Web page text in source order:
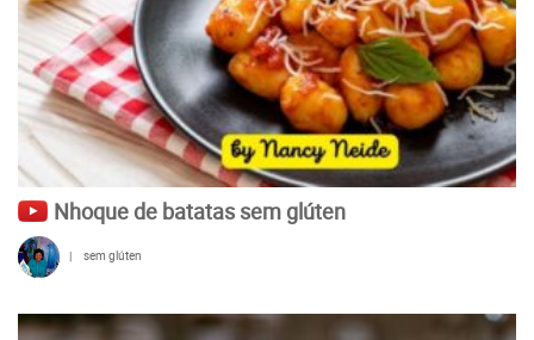
Nhoque de batatas sem glúten
| sem glúten